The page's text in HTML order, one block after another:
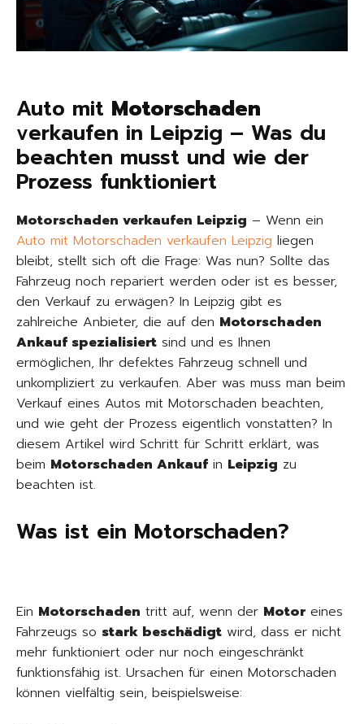
Auto mit Motorschaden
verkaufen in Leipzig – Was du
beachten musst und wie der
Prozess funktioniert
Motorschaden verkaufen Leipzig – Wenn ein
Auto mit Motorschaden verkaufen Leipzig liegen
bleibt, stellt sich oft die Frage: Was nun? Sollte das
Fahrzeug noch repariert werden oder ist es besser,
den Verkauf zu erwägen? In Leipzig gibt es
zahlreiche Anbieter, die auf den Motorschaden
Ankauf spezialisiert sind und es Ihnen
ermöglichen, Ihr defektes Fahrzeug schnell und
unkompliziert zu verkaufen. Aber was muss man beim
Verkauf eines Autos mit Motorschaden beachten,
und wie geht der Prozess eigentlich vonstatten? In
diesem Artikel wird Schritt für Schritt erklärt, was
beim Motorschaden Ankauf in Leipzig zu
beachten ist.
Was ist ein Motorschaden?
Ein Motorschaden tritt auf, wenn der Motor eines
Fahrzeugs so stark beschädigt wird, dass er nicht
mehr funktioniert oder nur noch eingeschränkt
funktionsfähig ist. Ursachen für einen Motorschaden
können vielfältig sein, beispielsweise: